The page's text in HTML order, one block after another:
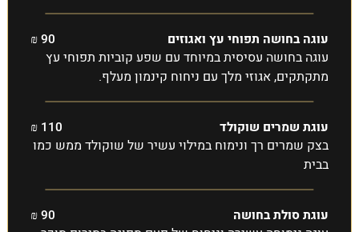
עוגה בחושה תפוחי עץ ואגוזים 90 ₪
עוגה בחושה עסיסית במיוחד עם שפע קוביות תפוחי עץ
מתקתקים, אגוזי מלך עם ניחוח קינמון מעלף.
עוגת שמרים שוקולד 110 ₪
בצק שמרים רך ונימוח במילוי עשיר של שוקולד ממש כמו
בבית
עוגת סולת בחושה 90 ₪